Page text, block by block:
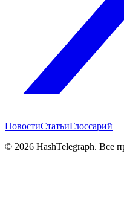
НовостиСтатьиГлоссарий
© 2026 HashTelegraph. Все